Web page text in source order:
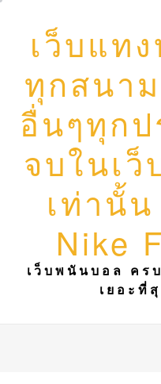
เว็บแท
ทุกสนา
อื่นๆทุกป
จบในเว็
เท่านั้น
Nike
เว็บพนันบอล คร
เยอะที่